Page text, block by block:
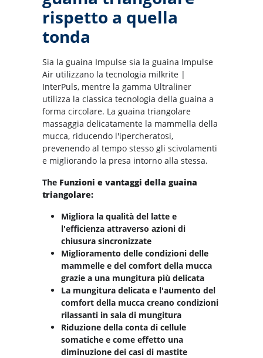
rispetto a quella
tonda
Sia la guaina Impulse sia la guaina Impulse
Air utilizzano la tecnologia milkrite |
InterPuls, mentre la gamma Ultraliner
utilizza la classica tecnologia della guaina a
forma circolare. La guaina triangolare
massaggia delicatamente la mammella della
mucca, riducendo l'ipercheratosi,
prevenendo al tempo stesso gli scivolamenti
e migliorando la presa intorno alla stessa.
The Funzioni e vantaggi della guaina
triangolare:
Migliora la qualità del latte e
l'efficienza attraverso azioni di
chiusura sincronizzate
Miglioramento delle condizioni delle
mammelle e del comfort della mucca
grazie a una mungitura più delicata
La mungitura delicata e l'aumento del
comfort della mucca creano condizioni
rilassanti in sala di mungitura
Riduzione della conta di cellule
somatiche e come effetto una
diminuzione dei casi di mastite